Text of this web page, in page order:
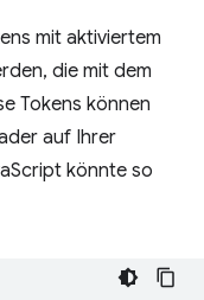
mit aktiviertem
die mit dem
Tokens können
auf Ihrer
könnte so